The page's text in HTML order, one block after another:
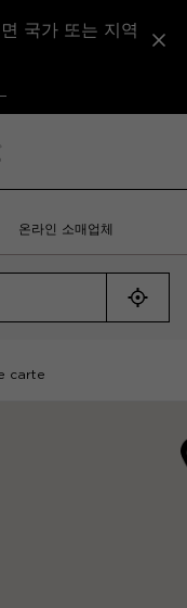
국가 또는 지역
온라인 소매업체
내 위
carte